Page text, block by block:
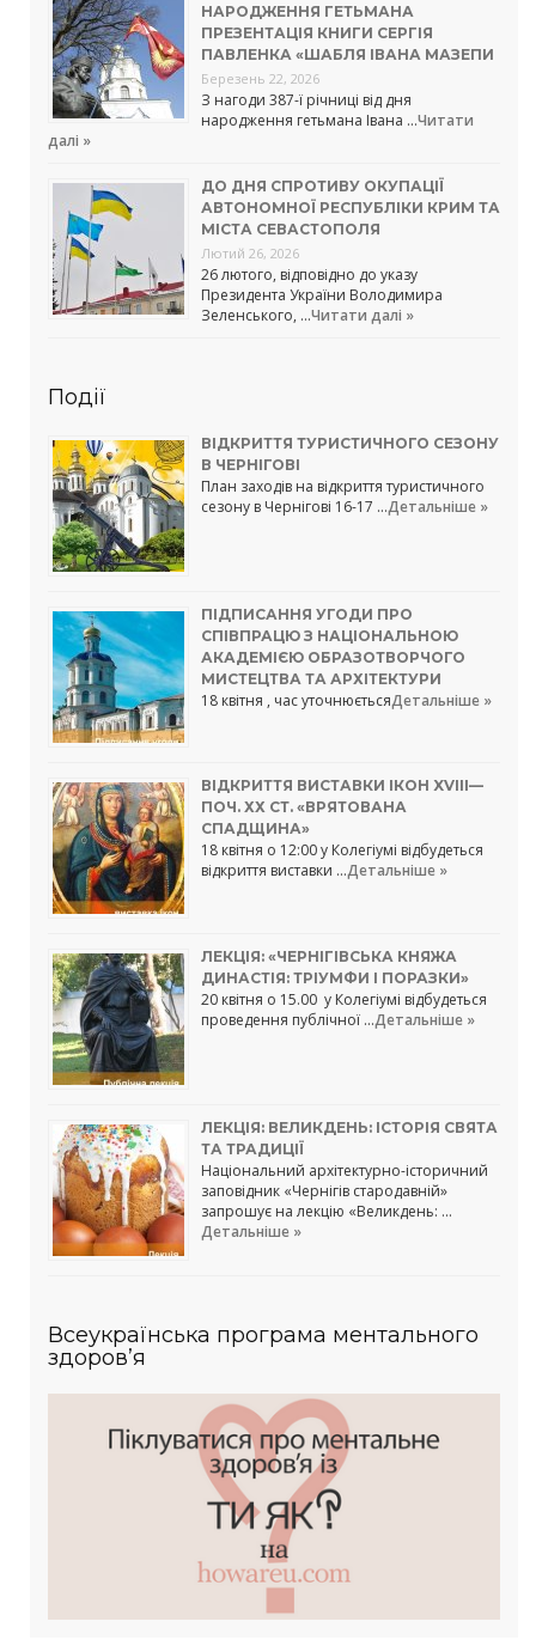
НАРОДЖЕННЯ ГЕТЬМАНА
ПРЕЗЕНТАЦІЯ КНИГИ СЕРГІЯ
ПАВЛЕНКА «ШАБЛЯ ІВАНА МАЗЕПИ
Березень 22, 2026
З нагоди 387-ї річниці від дня
народження гетьмана Івана …Читати
далі »
ДО ДНЯ СПРОТИВУ ОКУПАЦІЇ
АВТОНОМНОЇ РЕСПУБЛІКИ КРИМ ТА
МІСТА СЕВАСТОПОЛЯ
Лютий 26, 2026
26 лютого, відповідно до указу
Президента України Володимира
Зеленського, …Читати далі »
Події
ВІДКРИТТЯ ТУРИСТИЧНОГО СЕЗОНУ
В ЧЕРНІГОВІ
План заходів на відкриття туристичного
сезону в Чернігові 16-17 …Детальніше »
ПІДПИСАННЯ УГОДИ ПРО
СПІВПРАЦЮ З НАЦІОНАЛЬНОЮ
АКАДЕМІЄЮ ОБРАЗОТВОРЧОГО
МИСТЕЦТВА ТА АРХІТЕКТУРИ
18 квітня , час уточнюєтьсяДетальніше »
ВІДКРИТТЯ ВИСТАВКИ ІКОН XVIII—
ПОЧ. ХХ СТ. «ВРЯТОВАНА
СПАДЩИНА»
18 квітня о 12:00 у Колегіумі відбудеться
відкриття виставки …Детальніше »
ЛЕКЦІЯ: «ЧЕРНІГІВСЬКА КНЯЖА
ДИНАСТІЯ: ТРІУМФИ І ПОРАЗКИ»
20 квітня о 15.00 у Колегіумі відбудеться
проведення публічної …Детальніше »
ЛЕКЦІЯ: ВЕЛИКДЕНЬ: ІСТОРІЯ СВЯТА
ТА ТРАДИЦІЇ
Національний архітектурно-історичний
заповідник «Чернігів стародавній»
запрошує на лекцію «Великдень: …
Детальніше »
Всеукраїнська програма ментального
здоров’я